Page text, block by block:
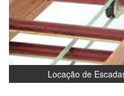
Locação de